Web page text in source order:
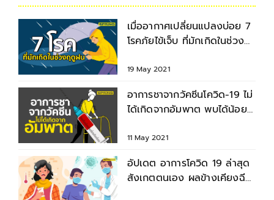
เมื่ออากาศเปลี่ยนแปลงบ่อย 7
โรคภัยไข้เจ็บ ที่มักเกิดในช่วง
19 May 2021
อาการชาจากวัคซีนโควิด-19 ไม่
ได้เกิดจากอัมพาต พบได้น้อย
11 May 2021
อัปเดต อาการโควิด 19 ล่าสุด
สังเกตตนเอง ผลข้างเคียงฉีด